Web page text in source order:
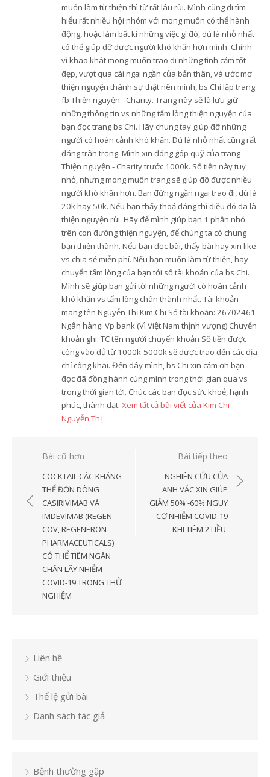
muốn làm từ thiện thì từ rất lâu rùi. Mình cũng đi tìm
hiểu rất nhiều hội nhóm với mong muốn có thể hành
động, hoặc làm bất kì những việc gì đó, dù là nhỏ nhất
có thể giúp đỡ được người khó khăn hơn mình. Chính
vì khao khát mong muốn trao đi những tình cảm tốt
đẹp, vượt qua cái ngại ngần của bản thân, và ước mơ
thiện nguyện thành sự thật nên mình, bs Chi lập trang
fb Thiện nguyện - Charity. Trang này sẽ là lưu giữ
những thông tin vs những tấm lòng thiện nguyện của
bạn đọc trang bs Chi. Hãy chung tay giúp đỡ những
người có hoàn cảnh khó khăn. Dù là nhỏ nhất cũng rất
đáng trân trọng. Mình xin đóng góp quỹ của trang
Thiện nguyện - Charity trước 1000k. Số tiền này tuy
nhỏ, nhưng mong muốn trang sẽ giúp đỡ được nhiều
người khó khăn hơn. Bạn đừng ngần ngại trao đi, dù là
20k hay 50k. Nếu bạn thấy thoả đáng thì điều đó đã là
thiện nguyện rùi. Hãy để mình giúp bạn 1 phần nhỏ
trên con đường thiện nguyện, để chúng ta có chung
bạn thiện thành. Nếu bạn đọc bài, thấy bài hay xin like
vs chia sẻ miễn phí. Nếu bạn muốn làm từ thiện, hãy
chuyển tấm lòng của bạn tới số tài khoản của bs Chi.
Mình sẽ giúp bạn gửi tới những người có hoàn cảnh
khó khăn vs tấm lòng chân thành nhất. Tài khoản
mang tên Nguyễn Thị Kim Chi Số tài khoản: 26702461
Ngân hàng: Vp bank (Vì Việt Nam thịnh vượng) Chuyển
khoản ghi: TC tên người chuyển khoản Số tiền được
cộng vào đủ từ 1000k-5000k sẽ được trao đến các địa
chỉ công khai. Đến đây mình, bs Chi xin cảm ơn bạn
đọc đã đồng hành cùng mình trong thời gian qua vs
trong thời gian tới. Chúc các bạn đọc sức khoẻ, hạnh
phúc, thành đạt. Xem tất cả bài viết của Kim Chi
Nguyễn Thị
Điều
hướng
viết
Bài cũ hơn
COCKTAIL CÁC KHÁNG
THỂ ĐƠN DÒNG
CASIRIVIMAB VÀ
IMDEVIMAB (REGEN-
COV, REGENERON
PHARMACEUTICALS)
CÓ THỂ TIÊM NGĂN
CHẶN LÂY NHIỄM
COVID-19 TRONG THỬ
NGHIỆM
Bài tiếp theo
NGHIÊN CỨU CỦA
ANH VẮC XIN GIÚP
GIẢM 50% -60% NGUY
CƠ NHIỄM COVID-19
KHI TIÊM 2 LIỀU.
Liên hệ
Giới thiệu
Thể lệ gửi bài
Danh sách tác giả
Bệnh thường gặp